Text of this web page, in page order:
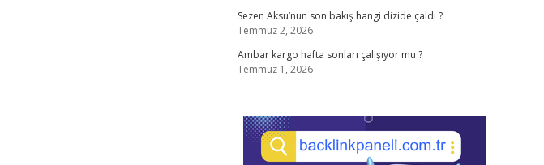
Sezen Aksu’nun son bakış hangi dizide çaldı ?
Temmuz 2, 2026
Ambar kargo hafta sonları çalışıyor mu ?
Temmuz 1, 2026